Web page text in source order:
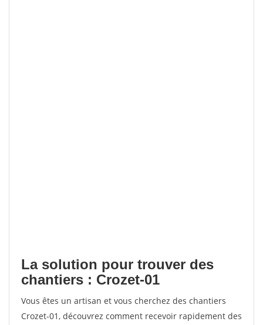
La solution pour trouver des
chantiers : Crozet-01
Vous êtes un artisan et vous cherchez des chantiers
Crozet-01, découvrez comment recevoir rapidement des